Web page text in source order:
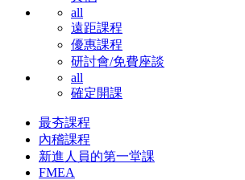
all
遠距課程
優惠課程
研討會/免費座談
all
確定開課
最夯課程
內稽課程
新進人員的第一堂課
FMEA